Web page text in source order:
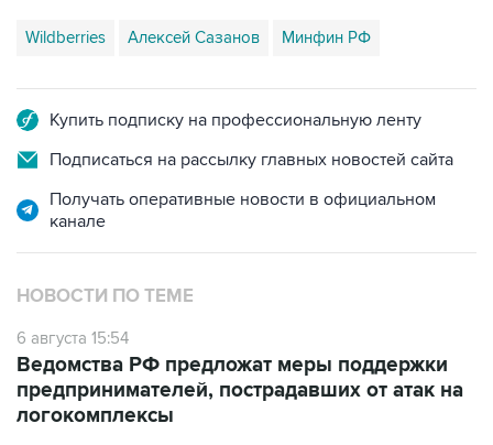
Wildberries Алексей Сазанов Минфин РФ
Купить подписку на профессиональную ленту
Подписаться на рассылку главных новостей сайта
Получать оперативные новости в официальном
канале
НОВОСТИ ПО ТЕМЕ
6 августа 15:54
Ведомства РФ предложат меры поддержки
предпринимателей, пострадавших от атак на
логокомплексы